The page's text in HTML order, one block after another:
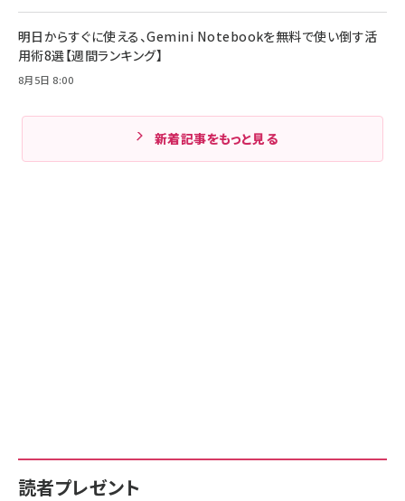
明日からすぐに使える、Gemini Notebookを無料で使い倒す活
用術8選【週間ランキング】
8月5日 8:00
新着記事をもっと見る
読者プレゼント